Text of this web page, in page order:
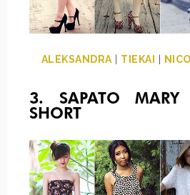
ALEKSANDRA TIEKAI
3. SAPATO
SHORT